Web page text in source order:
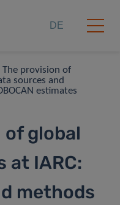
DE
The provision of
sources and
estimates
global
at IARC:
methods